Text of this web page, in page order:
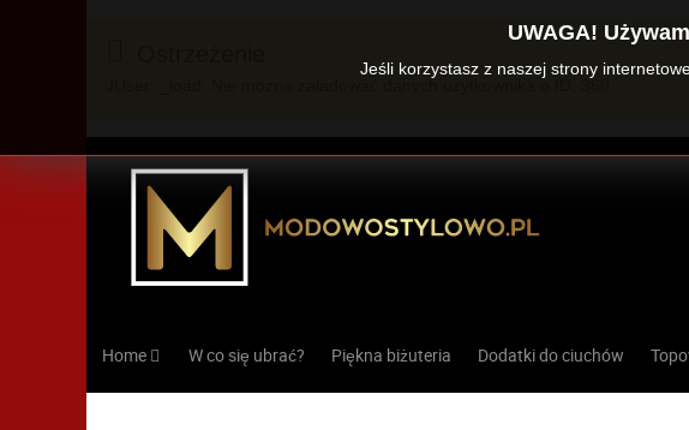
Home W co się ubrać? Piękna biżuteria Dodatki do ciuchów
UWAGA!
Jeśli korzystasz z naszej strony